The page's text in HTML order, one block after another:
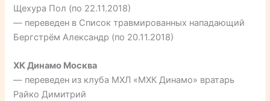
Щехура Пол (по 22.11.2018)
— переведен в Список травмированных нападающий
Бергстрём Александр (по 20.11.2018)
ХК Динамо Москва
— переведен из клуба МХЛ «МХК Динамо» вратарь
Райко Димитрий